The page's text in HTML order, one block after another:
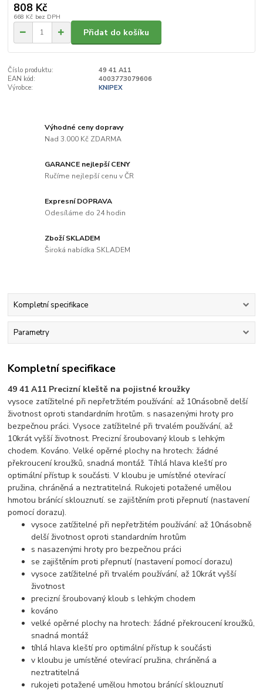
808 Kč
668 Kč bez DPH
Přidat do košíku
Číslo produktu:
49 41 A11
EAN kód:
4003773079606
Výrobce:
KNIPEX
Výhodné ceny dopravy
Nad 3.000 Kč ZDARMA
GARANCE nejlepší CENY
Ručíme nejlepší cenu v ČR
Expresní DOPRAVA
Odesíláme do 24 hodin
Zboží SKLADEM
Široká nabídka SKLADEM
Kompletní specifikace
Parametry
Kompletní specifikace
49 41 A11 Precizní kleště na pojistné kroužky
vysoce zatížitelné při nepřetržitém používání: až 10násobně delší
životnost oproti standardním hrotům. s nasazenými hroty pro
bezpečnou práci. Vysoce zatížitelné při trvalém používání, až
10krát vyšší životnost. Precizní šroubovaný kloub s lehkým
chodem. Kováno. Velké opěrné plochy na hrotech: žádné
překroucení kroužků, snadná montáž. Tíhlá hlava kleští pro
optimální přístup k součásti. V kloubu je umístěné otevírací
pružina, chráněná a neztratitelná. Rukojeti potažené umělou
hmotou bránící sklouznutí. se zajištěním proti přepnutí (nastavení
pomocí dorazu).
vysoce zatížitelné při nepřetržitém používání: až 10násobně
delší životnost oproti standardním hrotům
s nasazenými hroty pro bezpečnou práci
se zajištěním proti přepnutí (nastavení pomocí dorazu)
vysoce zatížitelné při trvalém používání, až 10krát vyšší
životnost
precizní šroubovaný kloub s lehkým chodem
kováno
velké opěrné plochy na hrotech: žádné překroucení kroužků,
snadná montáž
tíhlá hlava kleští pro optimální přístup k součásti
v kloubu je umístěné otevírací pružina, chráněná a
neztratitelná
rukojeti potažené umělou hmotou bránící sklouznutí